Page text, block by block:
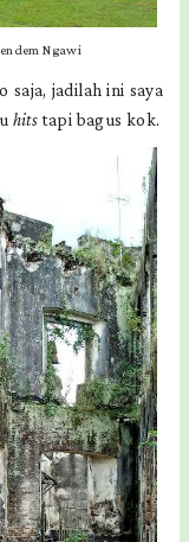
Ngawi
saja, jadilah ini saya
hits tapi bagus kok.